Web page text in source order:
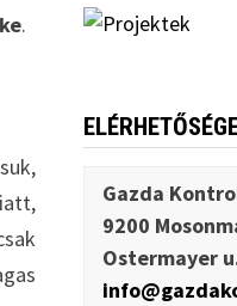
.
Gazda
9200
Ostermayer